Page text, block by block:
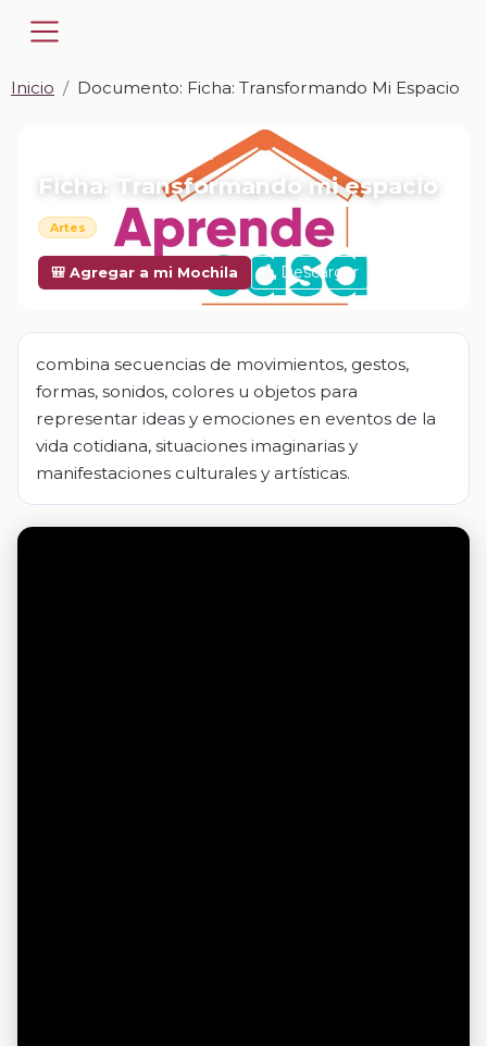
Inicio Documento: Ficha: Transformando Mi Espacio
📎 DOCUMENTO · DOCX
Ficha: Transformando mi espacio
Artes
🎒 Agregar a mi Mochila Descargar
combina secuencias de movimientos, gestos,
formas, sonidos, colores u objetos para
representar ideas y emociones en eventos de la
vida cotidiana, situaciones imaginarias y
manifestaciones culturales y artísticas.